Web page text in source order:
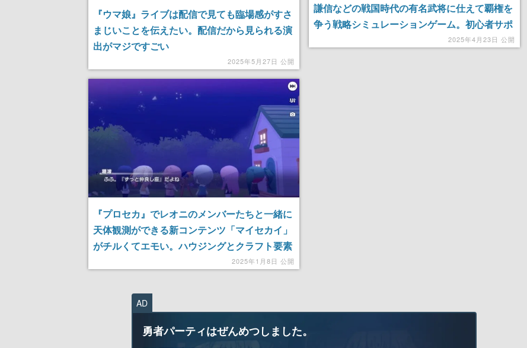
『ウマ娘』ライブは配信で見ても臨場感がすさ
まじいことを伝えたい。配信だから見られる演
出がマジですごい
2025年5月27日 公開
謙信などの戦国時代の有名武将に仕えて覇権を
争う戦略シミュレーションゲーム。初心者サポ
ートが手厚いから、安心して「修羅の道」に突
2025年4月23日 公開
『プロセカ』でレオニのメンバーたちと一緒に
天体観測ができる新コンテンツ「マイセカイ」
がチルくてエモい。ハウジングとクラフト要素
マシマシ。400種以上の家具やアイテムで自分
2025年1月8日 公開
AD
勇者パーティはぜんめつしました。